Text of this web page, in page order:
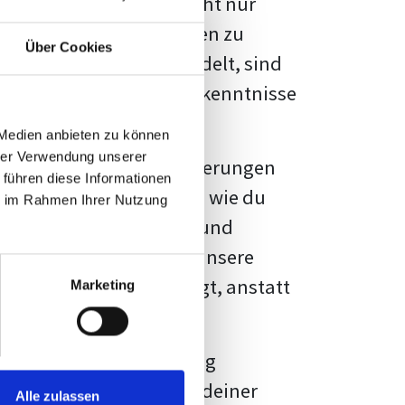
Über Cookies
anbieten zu können
Verwendung unserer
diese Informationen
Rahmen Ihrer Nutzung
Marketing
Alle zulassen
Fakten und Quellen zu
handelt, sind
und Erkenntnisse
vor diesen Herausforderungen
kannst, sondern auch, wie du
Formatierung und
Erwartungen, und unsere
Vorlage zeigt, anstatt
große Herausforderung
wird die Formatierung deiner